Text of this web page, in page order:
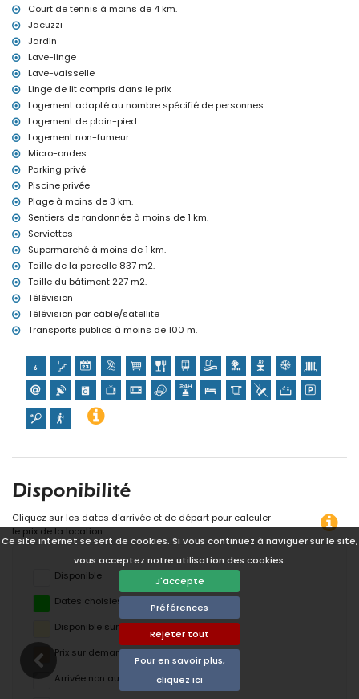
Ce site internet se sert de cookies. Si vous continuez à naviguer sur le site,
vous acceptez notre utilisation des cookies.
J'accepte
Préférences
Rejeter tout
Pour en savoir plus,
cliquez ici
Activités de divertissement et de loisirs pour vos vacances à
Calpe, Costa Blanca
promenade (à moins de 1000 mètres de la maison)
Sports
randonnée (à moins de 1000 mètres de la villa)
tennis (à moins de 5 kilomètres de la villa)
golf (à moins de 10 kilomètres de la villa)
Court de tennis à moins de 4 km.
Jacuzzi
Jardin
Lave-linge
Lave-vaisselle
Linge de lit compris dans le prix
Logement adapté au nombre spécifié de personnes.
Logement de plain-pied.
Logement non-fumeur
Micro-ondes
Parking privé
Piscine privée
Plage à moins de 3 km.
Sentiers de randonnée à moins de 1 km.
Serviettes
Supermarché à moins de 1 km.
Taille de la parcelle 837 m2.
Taille du bâtiment 227 m2.
Télévision
Télévision par câble/satellite
Transports publics à moins de 100 m.
Disponibilité
Cliquez sur les dates d'arrivée et de départ pour calculer
le prix de la location.
Disponible
Dates choisies
Disponible sur demande
Prix ​​sur demande
Arrivée non autorisée